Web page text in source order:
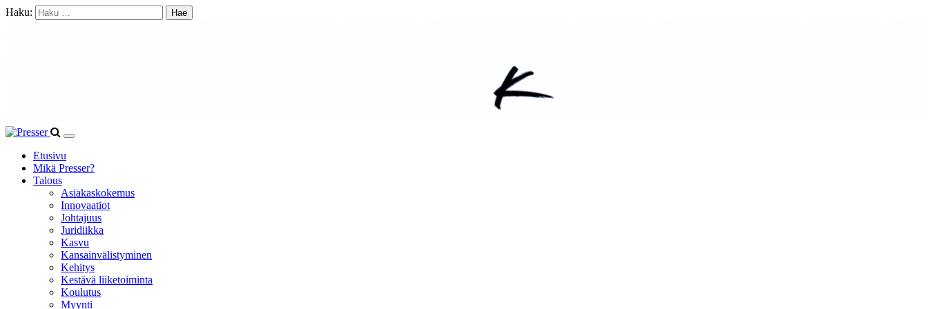
Haku:
Etusivu
Mikä Presser?
Talous
Asiakaskokemus
Innovaatiot
Johtajuus
Juridiikka
Kasvu
Kansainvälistyminen
Kehitys
Kestävä liiketoiminta
Koulutus
Myynti